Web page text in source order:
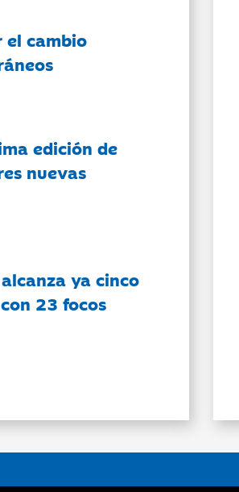
el cambio
edición de
nuevas
ya cinco
23 focos